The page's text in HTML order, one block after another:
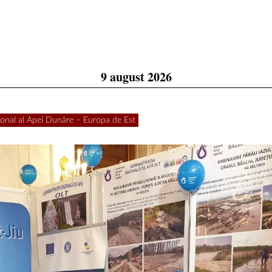
9 august 2026
al Apei Dunăre – Europa de Est